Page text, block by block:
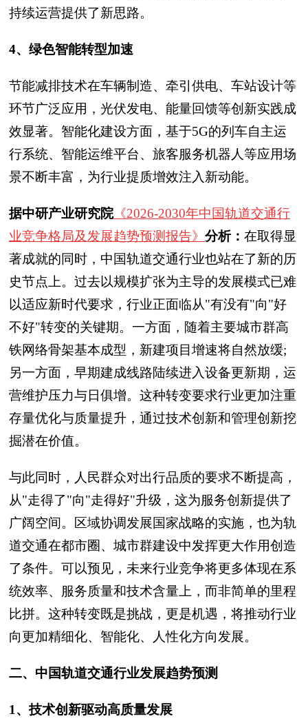
持续运营提供了新思路。
4、绿色智能转型加速
节能减排技术在车辆制造、牵引供电、车站设计等
环节广泛应用，光伏发电、能量回馈等创新实践成
效显著。智能化建设方面，基于5G的列车自主运
行系统、智能运维平台、旅客服务机器人等应用场
景不断丰富，为行业提质增效注入新动能。
据中研产业研究院《2026-2030年中国轨道交通行
业竞争格局及发展趋势预测报告》 分析： 在取得显
著成就的同时，中国轨道交通行业也站在了新的历
史节点上。过去以规模扩张为主导的发展模式已难
以适应新时代要求，行业正面临从"有没有"向"好
不好"转变的关键期。一方面，随着主要城市群高
铁网络骨架基本成型，新建项目增速将自然放缓;
另一方面，早期建成线路陆续进入设备更新期，运
营维护压力与日俱增。这种转变要求行业更加注重
存量优化与质量提升，通过技术创新和管理创新挖
掘潜在价值。
与此同时，人民群众对出行品质的要求不断提高，
从"走得了"向"走得好"升级，这为服务创新提供了
广阔空间。区域协调发展国家战略的实施，也为轨
道交通在都市圈、城市群建设中发挥更大作用创造
了条件。可以预见，未来行业竞争将更多体现在系
统效率、服务质量和技术含量上，而非简单的里程
比拼。这种转变既是挑战，更是机遇，将推动行业
向更加精细化、智能化、人性化方向发展。
二、中国轨道交通行业发展趋势预测
1、技术创新驱动高质量发展